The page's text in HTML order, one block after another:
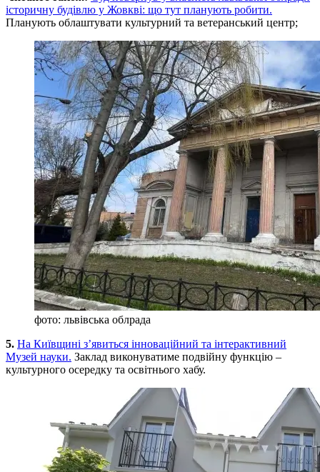
історичну будівлю у Жовкві: що тут планують робити.
Планують облаштувати культурний та ветеранський центр;
фото: львівська облрада
5. На Київщині з’явиться інноваційний та інтерактивний
Музей науки. Заклад виконуватиме подвійну функцію –
культурного осередку та освітнього хабу.